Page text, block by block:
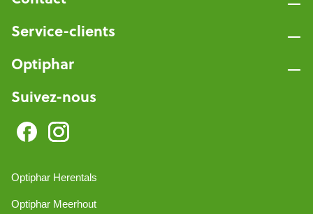
Service-clients
Optiphar
Suivez-nous
Optiphar Herentals
Optiphar Meerhout